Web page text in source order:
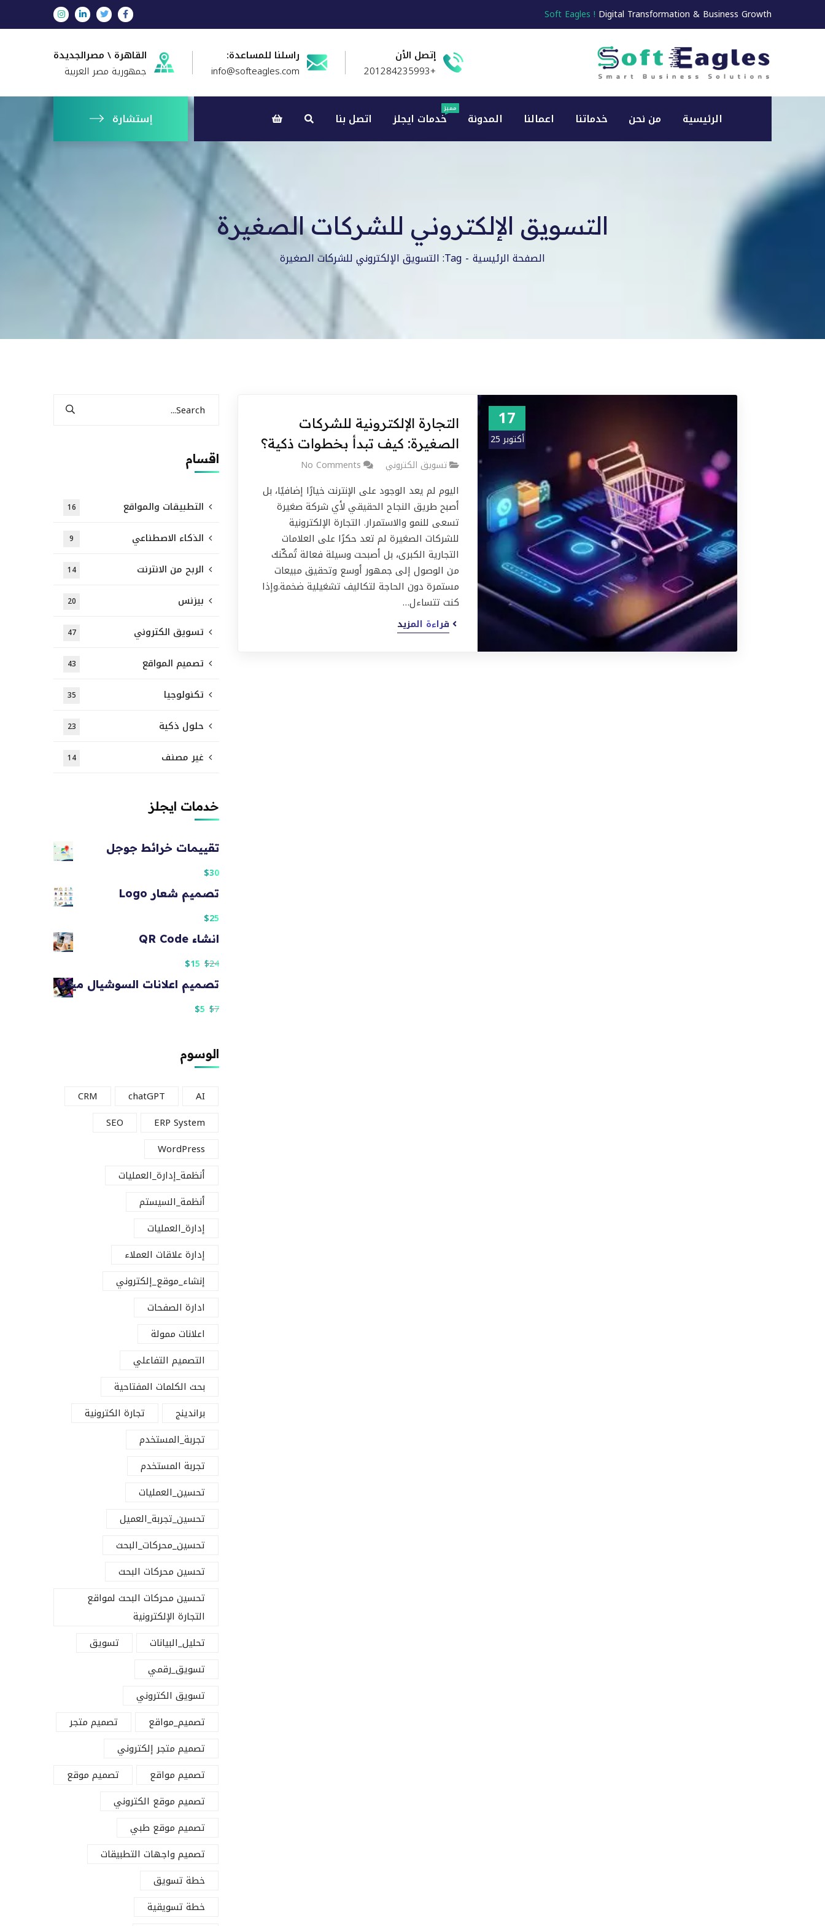
Soft Eagles ! Digital Transformation & Business Growth
إتصل الأن
+201284235993
راسلنا للمساعدة:
info@softeagles.com
القاهرة \ مصرالجديدة
جمهورية مصر العربية
الرئيسية من نحن خدماتنا اعمالنا المدونة خدمات ايجلز
مميز
اتصل بنا إستشارة
التسويق الإلكتروني للشركات الصغيرة
الصفحة الرئيسية Tag: التسويق الإلكتروني للشركات الصغيرة
17
أكتوبر 25
التجارة الإلكترونية للشركات
الصغيرة: كيف تبدأ بخطوات ذكية؟
تسويق الكتروني No Comments
اليوم لم يعد الوجود على الإنترنت خيارًا إضافيًا، بل
أصبح طريق النجاح الحقيقي لأي شركة صغيرة
تسعى للنمو والاستمرار. التجارة الإلكترونية
للشركات الصغيرة لم تعد حكرًا على العلامات
التجارية الكبرى، بل أصبحت وسيلة فعالة تُمكّنك
من الوصول إلى جمهور أوسع وتحقيق مبيعات
مستمرة دون الحاجة لتكاليف تشغيلية ضخمة.وإذا
كنت تتساءل…
قراءة المزيد
اقسام
التطبيقات والمواقع 16
الذكاء الاصطناعي 9
الربح من الانترنت 14
بيزنس 20
تسويق الكتروني 47
تصميم المواقع 43
تكنولوجيا 35
حلول ذكية 23
غير مصنف 14
خدمات ايجلز
تقييمات خرائط جوجل
$30
تصميم شعار Logo
$25
انشاء QR Code
$24
$15
تصميم اعلانات السوشيال ميديا
$7
$5
الوسوم
AI
chatGPT
CRM
ERP System
SEO
WordPress
أنظمة_إدارة_العمليات
أنظمة_السيستم
إدارة_العمليات
إدارة علاقات العملاء
إنشاء_موقع_إلكتروني
ادارة الصفحات
اعلانات ممولة
التصميم التفاعلي
بحث الكلمات المفتاحية
براندينج
تجارة الكترونية
تجربة_المستخدم
تجربة المستخدم
تحسين_العمليات
تحسين_تجربة_العميل
تحسين_محركات_البحث
تحسين محركات البحث
تحسين محركات البحث لمواقع
التجارة الإلكترونية
تحليل_البيانات
تسويق
تسويق_رقمي
تسويق الكتروني
تصميم_مواقع
تصميم متجر
تصميم متجر إلكتروني
تصميم مواقع
تصميم موقع
تصميم موقع الكتروني
تصميم موقع طبي
تصميم واجهات التطبيقات
خطة تسويق
خطة تسويقية
تابعنا على